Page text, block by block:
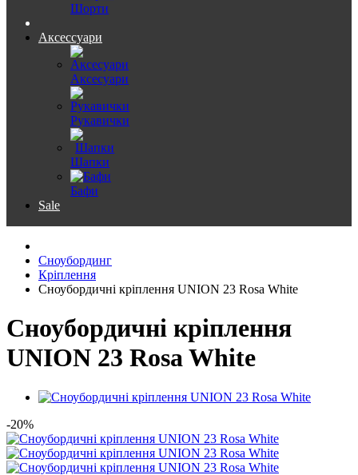
Шорти
Аксессуари
Аксесуари
Рукавички
Шапки
Бафи
Sale
Сноубординг
Кріплення
Сноубордичні кріплення UNION 23 Rosa White
Сноубордичні кріплення
UNION 23 Rosa White
-20%